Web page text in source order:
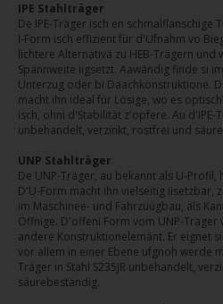
IPE Stahlträger
De IPE-Träger isch en schmalflanschige
I-Form isch effizient für d'Ufnahm vo
lichtere Alternativä zu HEB-Trägern
Spannweite iigsetzt. Aawändig finde si
Unterzug oder bi Daachkonstruktione.
macht ihn ideal für Lösige, wo es
isch, ohni d'Stabilität z'opfere. Au d'IPE-
unbehandelt, verzinkt, rostfrei und
UNP Stahlträger
De UNP-Träger, au bekannt als U-Profil,
D'U-Form macht ihn vielseitig iisetzbar,
im Maschinee- und Fahrzüügbau, als
Öffnige. D'offeni Form vom UNP-
andere Konstruktionelemänt. Er eignet
vor allem in einer Ebene ufgnoh werde
Träger in Stahl S235JR unbehandelt,
säurebeständig.